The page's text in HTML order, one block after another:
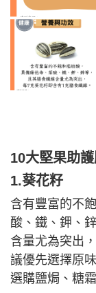
10大堅果助
1.葵花籽
含有豐富的不
酸、鐵、鉀、
含量尤為突出
議優先選擇原
選購鹽焗、糖